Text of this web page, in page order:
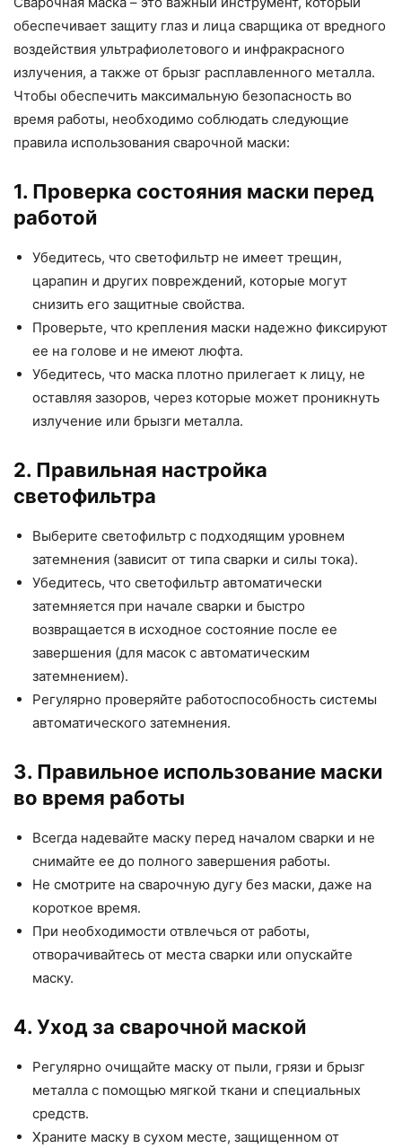
обеспечивает защиту глаз и лица сварщика от вредного
воздействия ультрафиолетового и инфракрасного
излучения, а также от брызг расплавленного металла.
Чтобы обеспечить максимальную безопасность во
время работы, необходимо соблюдать следующие
правила использования сварочной маски:
1. Проверка состояния маски перед
работой
Убедитесь, что светофильтр не имеет трещин,
царапин и других повреждений, которые могут
снизить его защитные свойства.
Проверьте, что крепления маски надежно фиксируют
ее на голове и не имеют люфта.
Убедитесь, что маска плотно прилегает к лицу, не
оставляя зазоров, через которые может проникнуть
излучение или брызги металла.
2. Правильная настройка
светофильтра
Выберите светофильтр с подходящим уровнем
затемнения (зависит от типа сварки и силы тока).
Убедитесь, что светофильтр автоматически
затемняется при начале сварки и быстро
возвращается в исходное состояние после ее
завершения (для масок с автоматическим
затемнением).
Регулярно проверяйте работоспособность системы
автоматического затемнения.
3. Правильное использование маски
во время работы
Всегда надевайте маску перед началом сварки и не
снимайте ее до полного завершения работы.
Не смотрите на сварочную дугу без маски, даже на
короткое время.
При необходимости отвлечься от работы,
отворачивайтесь от места сварки или опускайте
маску.
4. Уход за сварочной маской
Регулярно очищайте маску от пыли, грязи и брызг
металла с помощью мягкой ткани и специальных
средств.
Храните маску в сухом месте, защищенном от